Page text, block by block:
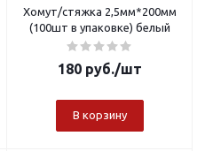
Хомут/стяжка 2,5мм*200мм
(100шт в упаковке) белый
180 руб./шт
В корзину